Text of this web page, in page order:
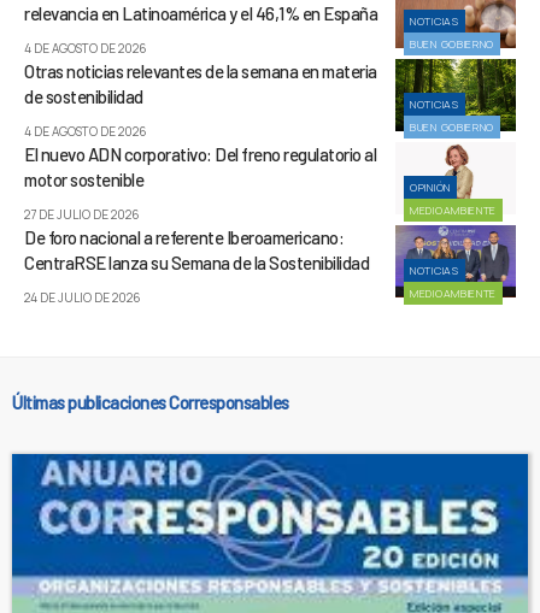
NOTICIAS
BUEN GOBIERNO
relevancia en Latinoamérica y el 46,1% en España
4 DE AGOSTO DE 2026
NOTICIAS
BUEN GOBIERNO
Otras noticias relevantes de la semana en materia
de sostenibilidad
4 DE AGOSTO DE 2026
OPINIÓN
MEDIOAMBIENTE
El nuevo ADN corporativo: Del freno regulatorio al
motor sostenible
27 DE JULIO DE 2026
NOTICIAS
MEDIOAMBIENTE
De foro nacional a referente Iberoamericano:
CentraRSE lanza su Semana de la Sostenibilidad
24 DE JULIO DE 2026
Últimas publicaciones Corresponsables